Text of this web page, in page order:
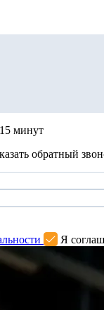
минут
обратный
Я